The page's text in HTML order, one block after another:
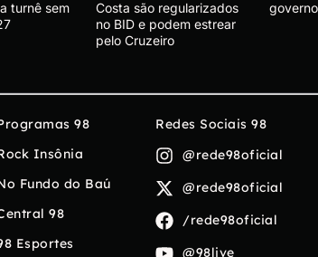
turnê sem
Costa são regularizados
no BID e podem estrear
pelo Cruzeiro
98
Insônia
Fundo do Baú
98
Esportes
Redes Sociais 98
@rede98oficial
@rede98oficial
/rede98oficial
@98live